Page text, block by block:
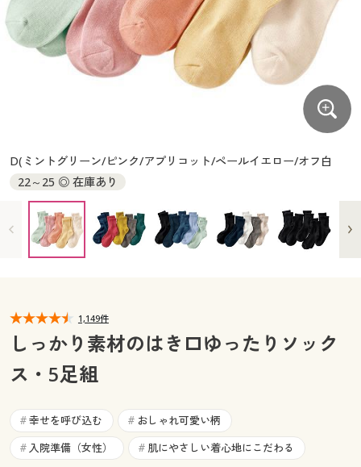
ジュニア・ティーンズ下着
大きいサイズ レディース服
大きいサイズ レディース下着
大きいサイズ 事務・制服
バーゲンセール
シークレットセール
詳細検索
商品カテゴリ一覧
カタログ・チラシからのご注文
デジタルカタログ
カタログ無料プレゼント
マイページ
閲覧履歴
お気に入り
サポート
大きいサイズ レディース下着
大きいサイズ メンズ
シークレットセール
商品カテゴリ一覧
カタログ
カタログ無料プレゼント
会員メニュー
閲覧履歴
お気に入り
ご利用ガイド
D(ミントグリーン/ピンク/アプリコット/ペールイエロー/オフ白
22～25 ◎ 在庫あり
1,149件
しっかり素材のはき口ゆったりソック
ス・5足組
# 幸せを呼び込む # おしゃれ可愛い柄
# 入院準備（女性） # 肌にやさしい着心地にこだわる